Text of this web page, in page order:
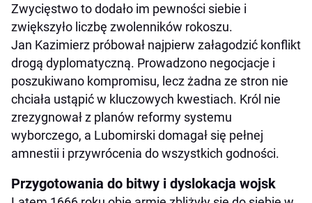
Zwycięstwo to dodało im pewności siebie i
zwiększyło liczbę zwolenników rokoszu.
Jan Kazimierz próbował najpierw załagodzić konflikt
drogą dyplomatyczną. Prowadzono negocjacje i
poszukiwano kompromisu, lecz żadna ze stron nie
chciała ustąpić w kluczowych kwestiach. Król nie
zrezygnował z planów reformy systemu
wyborczego, a Lubomirski domagał się pełnej
amnestii i przywrócenia do wszystkich godności.
Przygotowania do bitwy i dyslokacja wojsk